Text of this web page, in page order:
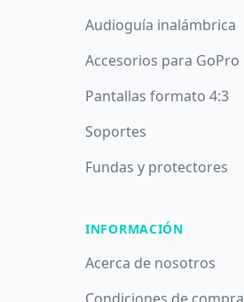
Audioguía inalámbrica
Accesorios para GoPro
Pantallas formato 4:3
Soportes
Fundas y protectores
INFORMACIÓN
Acerca de nosotros